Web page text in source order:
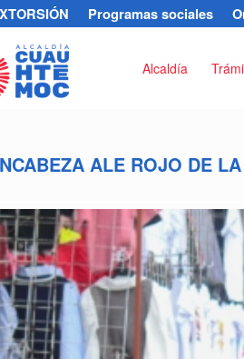
Programas sociales
Alcaldía
ALE ROJO DE